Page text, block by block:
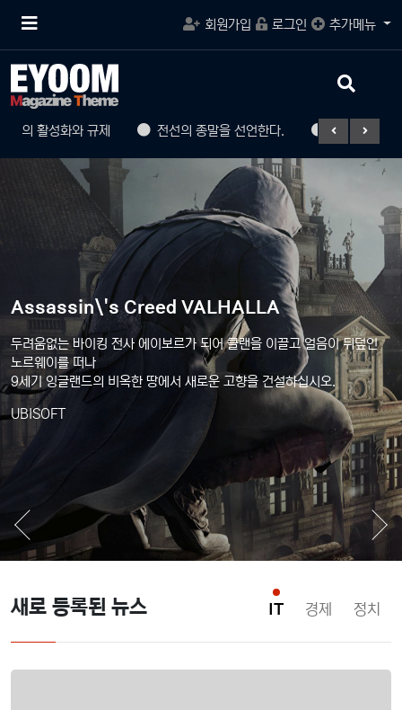
메
튼
회원가입 로그인 추가메뉴
화와 규제 전선의 종말을 선언한다. 조립 게이밍 컴퓨터의
검
버
BATTLEFIELD 2042
눈앞에서 변화하는 전장. 원하는 대로 활용 가능한 최첨단 무기. 전면전의
대대적인 귀환.
대규모 128인 플레이어 전투*에 적응하고 극복하세요.
Electronic Arts
Assassin\'s Creed VALHALLA
두려움없는 바이킹 전사 에이보르가 되어 클랜을 이끌고 얼음이 뒤덮인
노르웨이를 떠나
9세기 잉글랜드의 비옥한 땅에서 새로운 고향을 건설하십시오.
UBISOFT
새로 등록된 뉴스 IT 경제 정치